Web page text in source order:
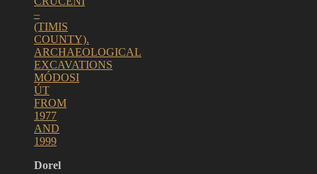
–
(TIMIS
COUNTY).
ARCHAEOLOGICAL
EXCAVATIONS
MÓDOSI
ÚT
FROM
1977
AND
1999
Dorel